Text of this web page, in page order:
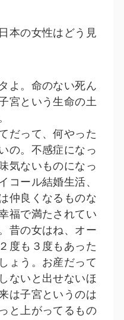
本の女性はどう見
よ。命のない死ん
宮という生命の土
だって、何やった
の。不感症になっ
気ないものになっ
コール結婚生活、
仲良くなるものな
福で満たされてい
昔の女はね、オー
度も３度もあった
ょう。お産だって
ないと出せないほ
は子宮というのは
と上がってるもの